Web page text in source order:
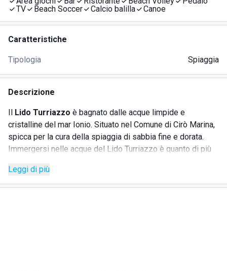
TV
Beach Soccer Calcio balilla Canoe
Caratteristiche
Tipologia Spiaggia
Descrizione
Il Lido Turriazzo è bagnato dalle acque limpide e
cristalline del mar Ionio. Situato nel Comune di Cirò Marina,
spicca per la cura della spiaggia di sabbia fine e dorata.
Immergersi nelle acque del Lido Turriazzo è quanto di più
caratteristici piatti della cucina locale presso l'omonimo
ristorante.
Leggi di più